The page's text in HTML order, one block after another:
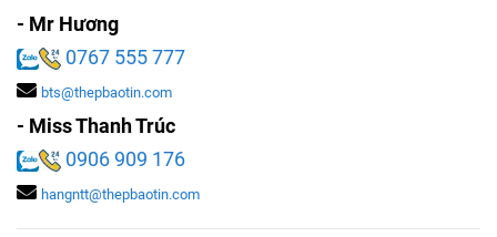
- Mr Hương
0767 555 777
bts@thepbaotin.com
- Miss Thanh Trúc
0906 909 176
hangntt@thepbaotin.com